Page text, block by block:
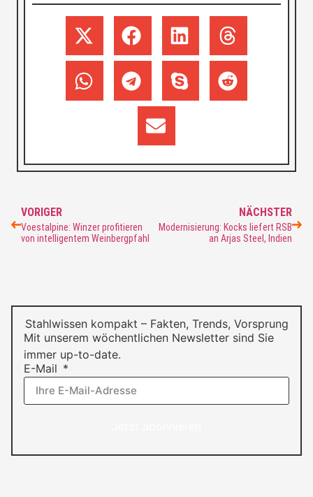
VORIGER
Voestalpine: Winzer profitieren
von intelligentem Weinbergpfahl
NÄCHSTER
Modernisierung: Kocks liefert RSB
an Arjas Steel, Indien
Stahlwissen kompakt – Fakten, Trends, Vorsprung
Mit unserem wöchentlichen Newsletter sind Sie
immer up-to-date.
E-Mail